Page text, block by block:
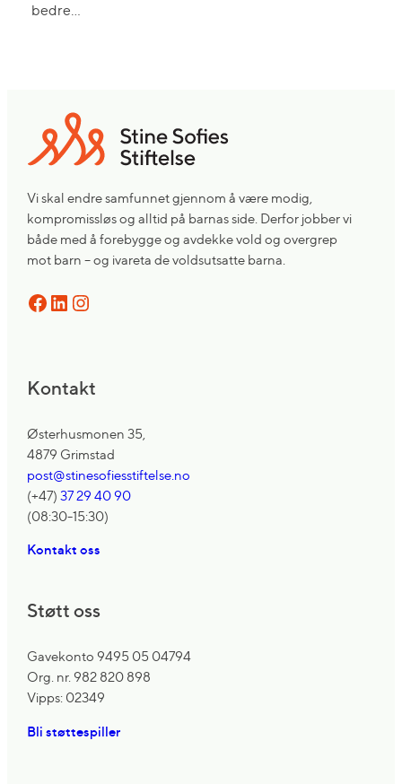
bedre…
Vi skal endre samfunnet gjennom å være modig,
kompromissløs og alltid på barnas side. Derfor jobber vi
både med å forebygge og avdekke vold og overgrep
mot barn – og ivareta de voldsutsatte barna.
Facebook LinkedIn Instagram
Kontakt
Østerhusmonen 35,
4879 Grimstad
post@stinesofiesstiftelse.no
(+47)37 29 40 90
(08:30-15:30)
Kontakt oss
Støtt oss
Gavekonto 9495 05 04794
Org. nr. 982 820 898
Vipps: 02349
Bli støttespiller